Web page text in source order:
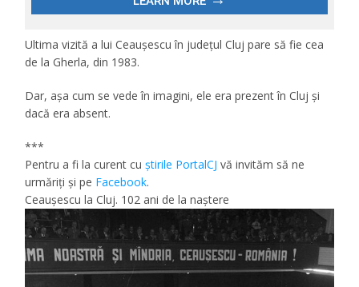
Ultima vizită a lui Ceauşescu în judeţul Cluj pare să fie cea
de la Gherla, din 1983.
Dar, aşa cum se vede în imagini, ele era prezent în Cluj şi
dacă era absent.
***
Pentru a fi la curent cuştirile PortalCJ vă invităm să ne
urmăriţi şi pe Facebook.
Ceauşescu la Cluj. 102 ani de la naştere